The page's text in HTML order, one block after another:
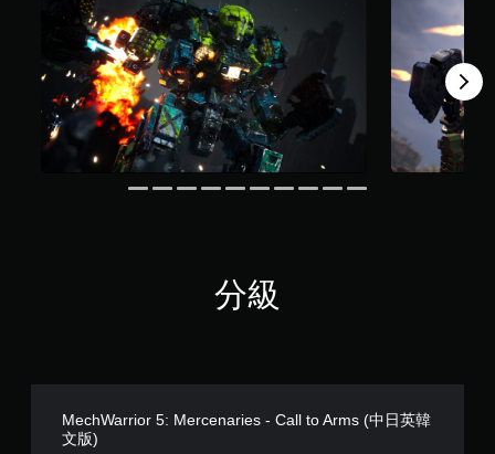
分級
MechWarrior 5: Mercenaries - Call to Arms (中日英韓
文版)